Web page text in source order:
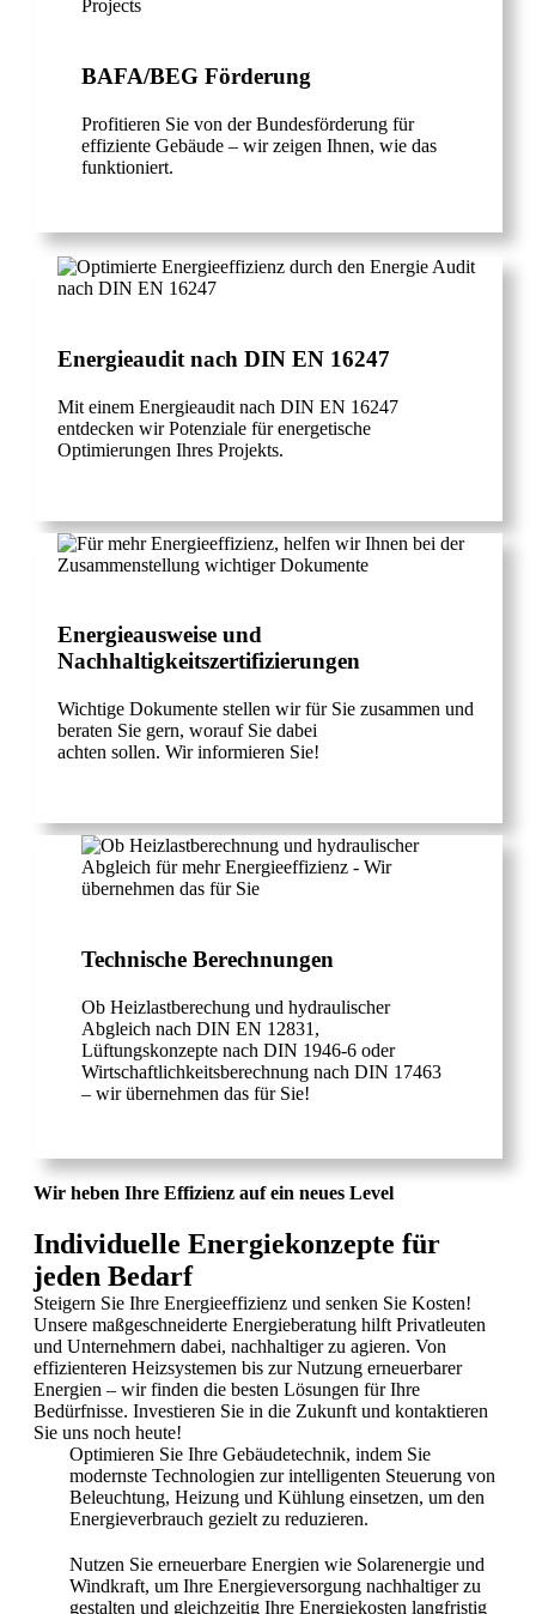
BAFA/BEG Förderung
Profitieren Sie von der Bundesförderung für
effiziente Gebäude – wir zeigen Ihnen, wie das
funktioniert.
Energieaudit nach DIN EN 16247
Mit einem Energieaudit nach DIN EN 16247
entdecken wir Potenziale für energetische
Optimierungen Ihres Projekts.
Energieausweise und
Nachhaltigkeitszertifizierungen
Wichtige Dokumente stellen wir für Sie zusammen und
beraten Sie gern, worauf Sie dabei
achten sollen. Wir informieren Sie!
Technische Berechnungen
Ob Heizlastberechung und hydraulischer
Abgleich nach DIN EN 12831,
Lüftungskonzepte nach DIN 1946-6 oder
Wirtschaftlichkeitsberechnung nach DIN 17463
– wir übernehmen das für Sie!
Wir heben Ihre Effizienz auf ein neues Level
Individuelle Energiekonzepte für
jeden Bedarf
Steigern Sie Ihre Energieeffizienz und senken Sie Kosten!
Unsere maßgeschneiderte Energieberatung hilft Privatleuten
und Unternehmern dabei, nachhaltiger zu agieren. Von
effizienteren Heizsystemen bis zur Nutzung erneuerbarer
Energien – wir finden die besten Lösungen für Ihre
Bedürfnisse. Investieren Sie in die Zukunft und kontaktieren
Sie uns noch heute!
Optimieren Sie Ihre Gebäudetechnik, indem Sie
modernste Technologien zur intelligenten Steuerung von
Beleuchtung, Heizung und Kühlung einsetzen, um den
Energieverbrauch gezielt zu reduzieren.
Nutzen Sie erneuerbare Energien wie Solarenergie und
Windkraft, um Ihre Energieversorgung nachhaltiger zu
gestalten und gleichzeitig Ihre Energiekosten langfristig